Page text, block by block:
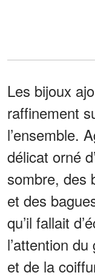
Les bijoux
raffinement
l’ensemble.
délicat orné
sombre, des
et des
qu’il fallait
l’attention
et de la